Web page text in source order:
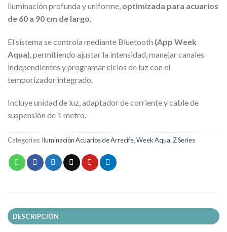
iluminación profunda y uniforme, optimizada para acuarios
de 60 a 90 cm de largo
El sistema se controla mediante Bluetooth (App Week
Aqua) , permitiendo ajustar la intensidad, manejar canales
independientes y programar ciclos de luz con el
temporizador integrado.
Incluye unidad de luz, adaptador de corriente y cable de
suspensión de 1 metro.
Categorías:Iluminación Acuarios de Arrecife,Week Aqua, Z Series
DESCRIPCIÓN